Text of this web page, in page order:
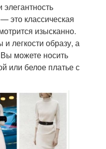
это классическая
изысканно.
легкости образу, а
можете носить
или белое платье с